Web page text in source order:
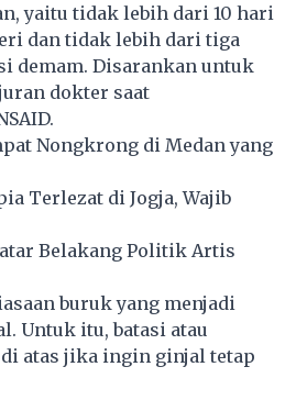
yaitu tidak lebih dari 10 hari
dan tidak lebih dari tiga
demam. Disarankan untuk
dokter saat
Nongkrong di Medan yang
Terlezat di Jogja, Wajib
Belakang Politik Artis
buruk yang menjadi
Untuk itu, batasi atau
atas jika ingin ginjal tetap